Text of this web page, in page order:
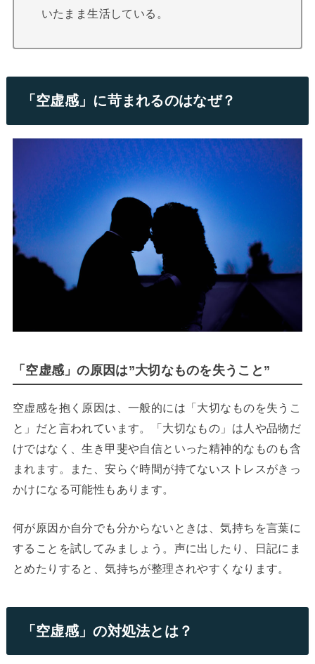
いたまま生活している。
「空虚感」に苛まれるのはなぜ？
「空虚感」の原因は”大切なものを失うこと”
空虚感を抱く原因は、一般的には「大切なものを失うこ
と」だと言われています。「大切なもの」は人や品物だ
けではなく、生き甲斐や自信といった精神的なものも含
まれます。また、安らぐ時間が持てないストレスがきっ
かけになる可能性もあります。
何が原因か自分でも分からないときは、気持ちを言葉に
することを試してみましょう。声に出したり、日記にま
とめたりすると、気持ちが整理されやすくなります。
「空虚感」の対処法とは？